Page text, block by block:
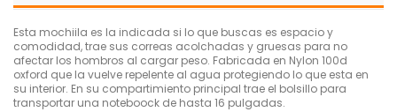
Esta mochiila es la indicada si lo que buscas es espacio y
comodidad, trae sus correas acolchadas y gruesas para no
afectar los hombros al cargar peso. Fabricada en Nylon 100d
oxford que la vuelve repelente al agua protegiendo lo que esta en
su interior. En su compartimiento principal trae el bolsillo para
transportar una noteboock de hasta 16 pulgadas.